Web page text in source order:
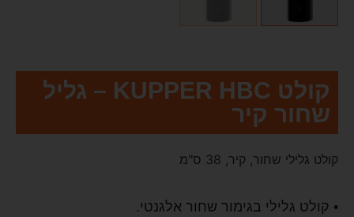
קולט KUPPER HBC – גליל
שחור קיר
קולט גלילי שחור, קיר, 38 ס"מ
• קולט גלילי בגימור שחור אלגנטי.